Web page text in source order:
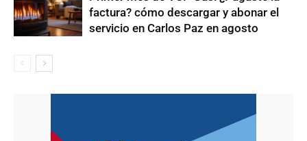
factura? cómo descargar y abonar el
servicio en Carlos Paz en agosto